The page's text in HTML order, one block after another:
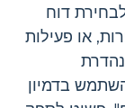
דוח
או פעילות
בדמיון